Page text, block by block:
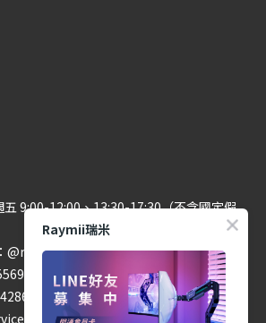
9:00-12:00、13:30-17:30（不含國定假
@raymii
#201 #202
Raymii瑞米